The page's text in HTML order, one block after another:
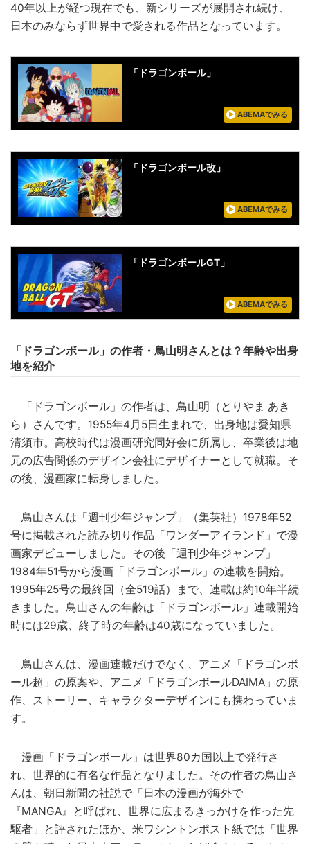
40年以上が経つ現在でも、新シリーズが展開され続け、
日本のみならず世界中で愛される作品となっています。
「ドラゴンボール」
ABEMAでみる
「ドラゴンボール改」
ABEMAでみる
「ドラゴンボールGT」
ABEMAでみる
「ドラゴンボール」の作者・鳥山明さんとは？年齢や出身
地を紹介
「ドラゴンボール」の作者は、鳥山明（とりやま あき
ら）さんです。1955年4月5日生まれで、出身地は愛知県
清須市。高校時代は漫画研究同好会に所属し、卒業後は地
元の広告関係のデザイン会社にデザイナーとして就職。そ
の後、漫画家に転身しました。
鳥山さんは「週刊少年ジャンプ」（集英社）1978年52
号に掲載された読み切り作品「ワンダーアイランド」で漫
画家デビューしました。その後「週刊少年ジャンプ」
1984年51号から漫画「ドラゴンボール」の連載を開始。
1995年25号の最終回（全519話）まで、連載は約10年半続
きました。鳥山さんの年齢は「ドラゴンボール」連載開始
時には29歳、終了時の年齢は40歳になっていました。
鳥山さんは、漫画連載だけでなく、アニメ「ドラゴンボ
ール超」の原案や、アニメ「ドラゴンボールDAIMA」の原
作、ストーリー、キャラクターデザインにも携わっていま
す。
漫画「ドラゴンボール」は世界80カ国以上で発行さ
れ、世界的に有名な作品となりました。その作者の鳥山さ
んは、朝日新聞の社説で「日本の漫画が海外で
『MANGA』と呼ばれ、世界に広まるきっかけを作った先
駆者」と評されたほか、米ワシントンポスト紙では「世界